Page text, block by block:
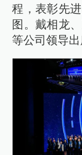
程，表彰先
图。戴相龙
等公司领导出